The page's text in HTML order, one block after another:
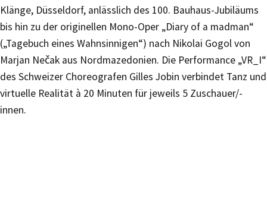
Klänge, Düsseldorf, anlässlich des 100. Bauhaus-Jubiläums
bis hin zu der originellen Mono-Oper „Diary of a madman“
(„Tagebuch eines Wahnsinnigen“) nach Nikolai Gogol von
Marjan Nečak aus Nordmazedonien. Die Performance „VR_I“
des Schweizer Choreografen Gilles Jobin verbindet Tanz und
virtuelle Realität à 20 Minuten für jeweils 5 Zuschauer/-
innen.